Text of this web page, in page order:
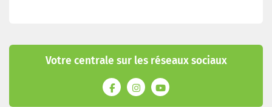
Votre centrale sur les réseaux sociaux